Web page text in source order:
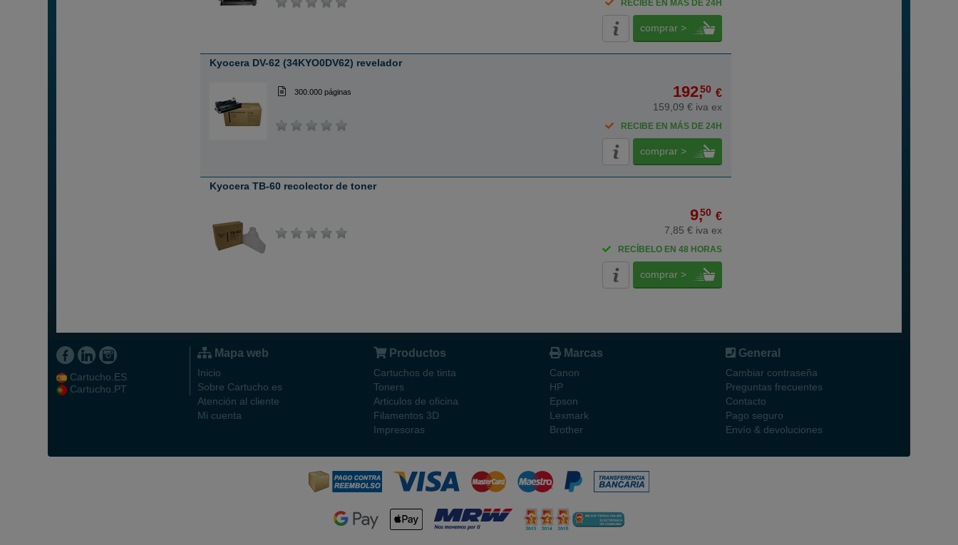
RECIBE EN MÁS DE 24H
comprar >
Kyocera DV-62 (34KYO0DV62) revelador
300.000 páginas 192,50 €
159,09 € iva ex
RECIBE EN MÁS DE 24H
comprar >
Kyocera TB-60 recolector de toner
9,50 €
7,85 € iva ex
RECÍBELO EN 48 HORAS
comprar >
Cartucho.ES
Cartucho.PT
Mapa web
Inicio
Sobre Cartucho.es
Atención al cliente
Mi cuenta
Productos
Cartuchos de tinta
Toners
Articulos de oficina
Filamentos 3D
Impresoras
Marcas
Canon
HP
Epson
Lexmark
Brother
General
Cambiar contraseña
Preguntas frecuentes
Contacto
Pago seguro
Envío & devoluciones